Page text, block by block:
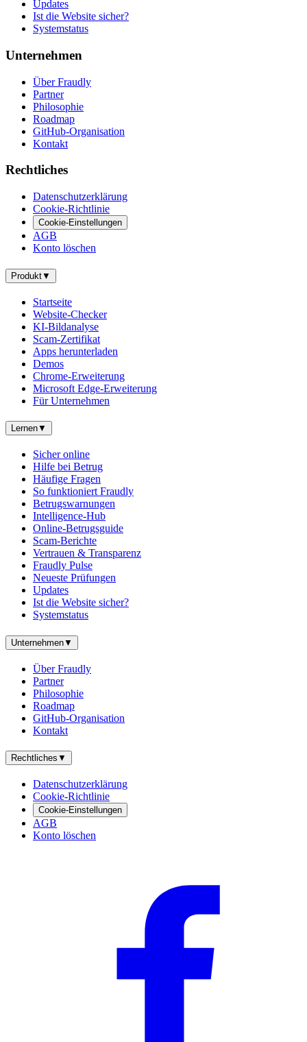
Updates
Ist die Website sicher?
Systemstatus
Unternehmen
Über Fraudly
Partner
Philosophie
Roadmap
GitHub-Organisation
Kontakt
Rechtliches
Datenschutzerklärung
Cookie-Richtlinie
Cookie-Einstellungen
AGB
Konto löschen
Produkt▼
Startseite
Website-Checker
KI-Bildanalyse
Scam-Zertifikat
Apps herunterladen
Demos
Chrome-Erweiterung
Microsoft Edge-Erweiterung
Für Unternehmen
Lernen▼
Sicher online
Hilfe bei Betrug
Häufige Fragen
So funktioniert Fraudly
Betrugswarnungen
Intelligence-Hub
Online-Betrugsguide
Scam-Berichte
Vertrauen & Transparenz
Fraudly Pulse
Neueste Prüfungen
Updates
Ist die Website sicher?
Systemstatus
Unternehmen▼
Über Fraudly
Partner
Philosophie
Roadmap
GitHub-Organisation
Kontakt
Rechtliches ▼
Datenschutzerklärung
Cookie-Richtlinie
Cookie-Einstellungen
AGB
Konto löschen